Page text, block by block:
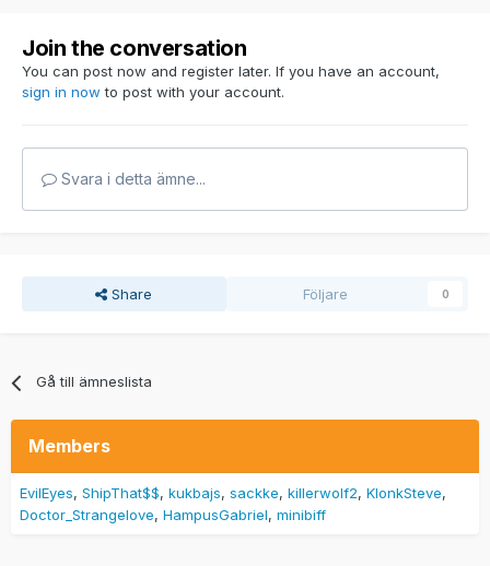
Join the conversation
You can post now and register later. If you have an account,
sign in now to post with your account.
Svara i detta ämne...
Share Följare 0
Gå till ämneslista
Members
EvilEyes ShipThat$$ kukbajs sackke killerwolf2 KlonkSteve
Doctor_Strangelove HampusGabriel minibiff